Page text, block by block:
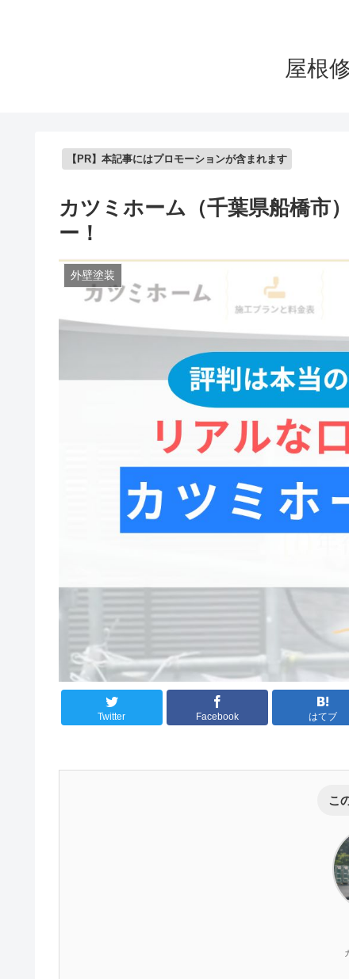
屋根
【PR】本記事にはプロモーションが含まれます
カツミホーム（千葉県船橋市
ー！
外壁塗装
Twitter Facebook はてブ
こ